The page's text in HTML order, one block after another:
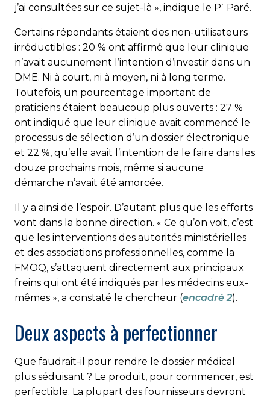
j’ai consultées sur ce sujet-là », indique le Pr Paré.
Certains répondants étaient des non-utilisateurs
irréductibles : 20 % ont affirmé que leur clinique
n’avait aucunement l’intention d’investir dans un
DME. Ni à court, ni à moyen, ni à long terme.
Toutefois, un pourcentage important de
praticiens étaient beaucoup plus ouverts : 27 %
ont indiqué que leur clinique avait commencé le
processus de sélection d’un dossier électronique
et 22 %, qu’elle avait l’intention de le faire dans les
douze prochains mois, même si aucune
démarche n’avait été amorcée.
Il y a ainsi de l’espoir. D’autant plus que les efforts
vont dans la bonne direction. « Ce qu’on voit, c’est
que les interventions des auto­rités ministérielles
et des associations professionnelles, comme la
FMOQ, s’attaquent directement aux principaux
freins qui ont été indiqués par les médecins eux-
mêmes », a constaté le chercheur (encadré 2).
Deux aspects à perfectionner
Que faudrait-il pour rendre le dossier médical
plus séduisant ? Le produit, pour commencer, est
perfectible. La plupart des fournisseurs devront